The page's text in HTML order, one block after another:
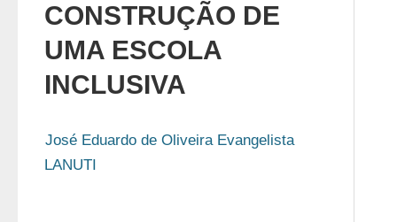
CONSTRUÇÃO DE
UMA ESCOLA
INCLUSIVA
José Eduardo de Oliveira Evangelista
LANUTI